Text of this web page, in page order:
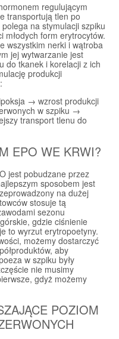
regulującym
transportują tlen po
na stymulacji szpiku
młodych form erytrocytów.
wszystkim nerki i wątroba
jej wytwarzanie jest
do tkanek i korelacji z ich
produkcji
→ wzrost produkcji
w szpiku →
transport tlenu do
EPO WE KRWI?
jest pobudzane przez
sposobem jest
na dużej
stosuje tą
sezonu
gdzie ciśnienie
to wyrzut erytropoetyny.
możemy dostarczyć
aby
w szpiku były
nie musimy
gdyż możemy
POZIOM